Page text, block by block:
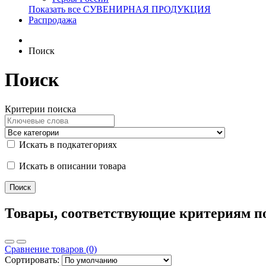
Показать все СУВЕНИРНАЯ ПРОДУКЦИЯ
Распродажа
Поиск
Поиск
Критерии поиска
Искать в подкатегориях
Искать в описании товара
Товары, соответствующие критериям
Сравнение товаров (0)
Сортировать: